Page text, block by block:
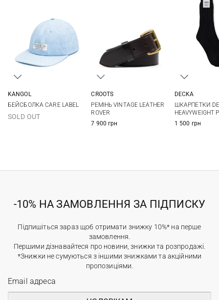
KANGOL
БЕЙСБОЛКА CARE LABEL
SOLD OUT
42
CROOTS
РЕМIНЬ VINTAGE LEATHER
ROVER
7 900 грн
DECKA
ШКАРПЕТКИ
HEAVYWEIGHT
1 500 грн
-10% НА ЗАМОВЛЕННЯ ЗА ПІДПИСКУ
Підпишіться зараз щоб отримати знижку 10%* на перше
замовлення.
Першими дізнавайтеся про новини, знижки та розпродажі.
*Знижки не сумуються з іншими знижками та акційними
пропозиціями.